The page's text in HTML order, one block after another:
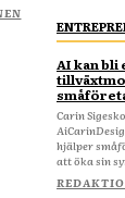
AI kan bli
Carin
hjälper
att öka sin